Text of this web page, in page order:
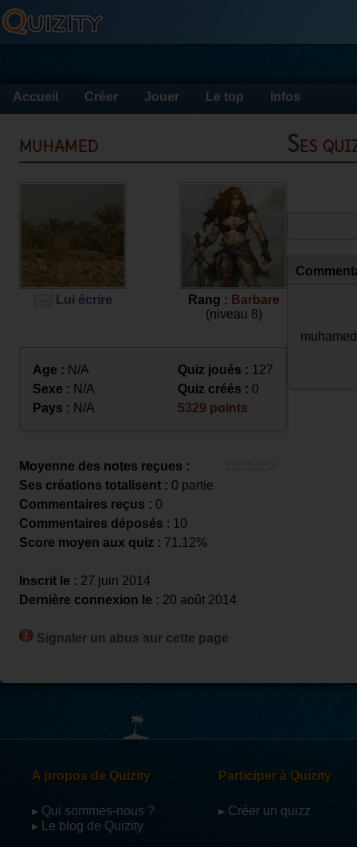
Accueil Créer Jouer Le top Infos
muhamed
Lui écrire Rang : Barbare
(niveau 8)
Age : N/A
Sexe : N/A
Pays : N/A
Quiz joués : 127
Quiz créés : 0
5329 points
Moyenne des notes reçues :
Ses créations totalisent : 0 partie
Commentaires reçus : 0
Commentaires déposés : 10
Score moyen aux quiz : 71.12%
Inscrit le : 27 juin 2014
Dernière connexion le : 20 août 2014
Signaler un abus sur cette page
Ses
A propos de Quizity
▸ Qui sommes-nous ?
▸ Le blog de Quizity
Participer à Quizity
▸ Créer un quizz